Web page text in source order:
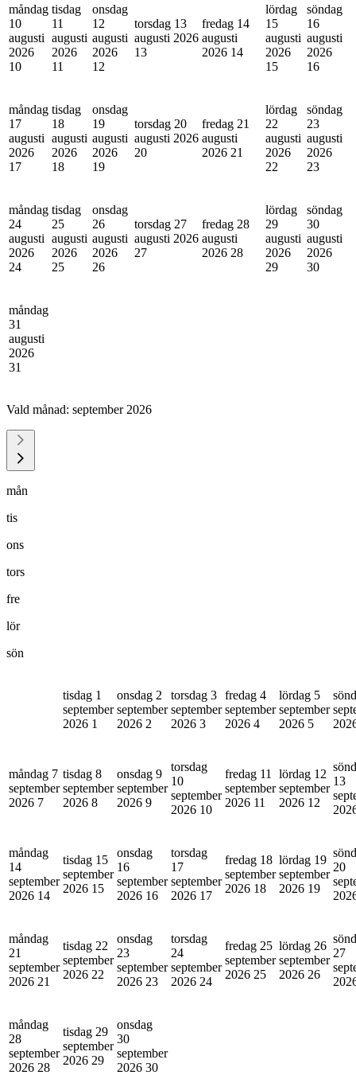
måndag
10
augusti
2026
10
tisdag
11
augusti
2026
11
onsdag
12
augusti
2026
12
torsdag 13
augusti 2026
13
fredag 14
augusti
2026 14
lördag
15
augusti
2026
15
söndag
16
augusti
2026
16
måndag
17
augusti
2026
17
tisdag
18
augusti
2026
18
onsdag
19
augusti
2026
19
torsdag 20
augusti 2026
20
fredag 21
augusti
2026 21
lördag
22
augusti
2026
22
söndag
23
augusti
2026
23
måndag
24
augusti
2026
24
tisdag
25
augusti
2026
25
onsdag
26
augusti
2026
26
torsdag 27
augusti 2026
27
fredag 28
augusti
2026 28
lördag
29
augusti
2026
29
söndag
30
augusti
2026
30
måndag
31
augusti
2026
31
Vald månad: september 2026
mån
tis
ons
tors
fre
lör
sön
tisdag 1
september
2026 1
onsdag 2
september
2026 2
torsdag 3
september
2026 3
fredag 4
september
2026 4
lördag 5
september
2026 5
måndag 7
september
2026 7
tisdag 8
september
2026 8
onsdag 9
september
2026 9
torsdag
10
september
2026 10
fredag 11
september
2026 11
lördag 12
september
2026 12
13
måndag
14
september
2026 14
tisdag 15
september
2026 15
onsdag
16
september
2026 16
torsdag
17
september
2026 17
fredag 18
september
2026 18
lördag 19
september
2026 19
20
måndag
21
september
2026 21
tisdag 22
september
2026 22
onsdag
23
september
2026 23
torsdag
24
september
2026 24
fredag 25
september
2026 25
lördag 26
september
2026 26
27
måndag
28
september
2026 28
tisdag 29
september
2026 29
onsdag
30
september
2026 30